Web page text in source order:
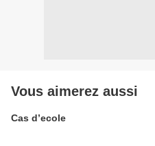
Vous aimerez aussi
Cas d’ecole